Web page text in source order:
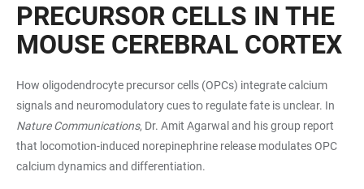
PRECURSOR CELLS IN THE
MOUSE CEREBRAL CORTEX
How oligodendrocyte precursor cells (OPCs) integrate calcium
signals and neuromodulatory cues to regulate fate is unclear. In
Nature Communications, Dr. Amit Agarwal and his group report
that locomotion-induced norepinephrine release modulates OPC
calcium dynamics and differentiation.